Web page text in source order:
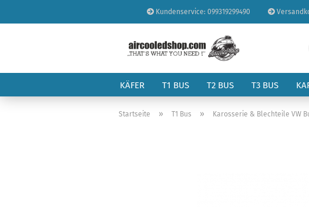
Kundenservice: 099319299490
KÄFER T1 BUS T2 BUS T3 BUS
Startseite » T1 Bus » Karosserie & Blechteile VW